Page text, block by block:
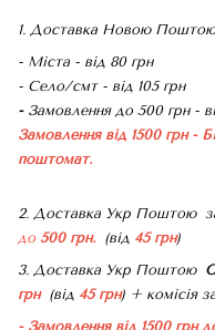
1. Доставка Новою Поштою
- Міста - від 80 грн
- Село/смт - від 105 грн
-Замовлення до 500 грн -
Замовлення від 1500
поштомат.
2. Доставка Укр Поштою
до 500 грн. (від 45 грн)
3. Доставка Укр Поштою
грн (від 45 грн) + комісія
- Замовлення від 1500